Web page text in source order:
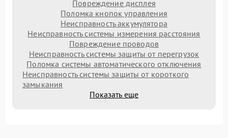
Повреждение дисплея
Поломка кнопок управления
Неисправность аккумулятора
Неисправность системы измерения расстояния
Повреждение проводов
Неисправность системы защиты от перегрузок
Поломка системы автоматического отключения
Неисправность системы защиты от короткого
замыкания
Показать еще